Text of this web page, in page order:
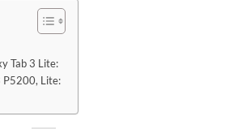
Tab 3 Lite:
P5200, Lite: